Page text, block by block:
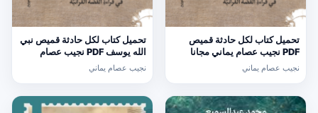
تحميل كتاب لكل حادثة قميص
PDF نجيب عصام يماني مجانا
نجيب عصام يماني
تحميل كتاب لكل حادثة قميص نبي
الله يوسف PDF نجيب عصام
يماني مجانا
نجيب عصام يماني